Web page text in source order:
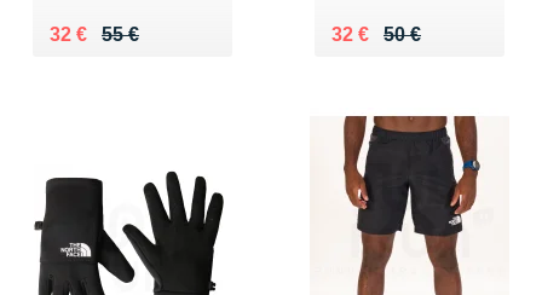
55 €
Au lieu de 55 €
32 €
Vendu 32 € 50 €
Au lieu de 50 €
32 €
Vendu 32 €